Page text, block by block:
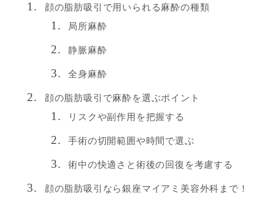
顔の脂肪吸引で用いられる麻酔の種類
局所麻酔
静脈麻酔
全身麻酔
顔の脂肪吸引で麻酔を選ぶポイント
リスクや副作用を把握する
手術の切開範囲や時間で選ぶ
術中の快適さと術後の回復を考慮する
顔の脂肪吸引なら銀座マイアミ美容外科まで！